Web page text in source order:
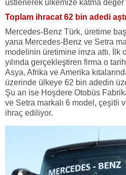
üstlenerek ülkemize katma değer
Toplam ihracat 62 bin adedi aştı
Mercedes-Benz Türk, üretime
yana Mercedes-Benz ve Setra
modelinin üretimine imza attı. İlk
yılında gerçekleştiren firma o
Asya, Afrika ve Amerika
üzerinde ülkeye 62 bin adedin
Şu an ise Hoşdere Otobüs
ve Setra markalı 6 model, çeşitli
ihraç ediliyor.